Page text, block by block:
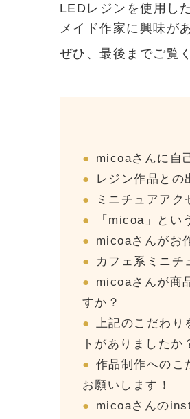
LEDレジンを使用し
メイド作家に興味が
ぜひ、最後までご覧
micoaさんに自
レジン作品との
ミニチュアア
「micoa」とい
micoaさんがお
カフェ系ミニチ
micoaさんが商
すか？
上記のこだわり
トがありましたか
作品制作へのこ
お願いします！
micoaさんの